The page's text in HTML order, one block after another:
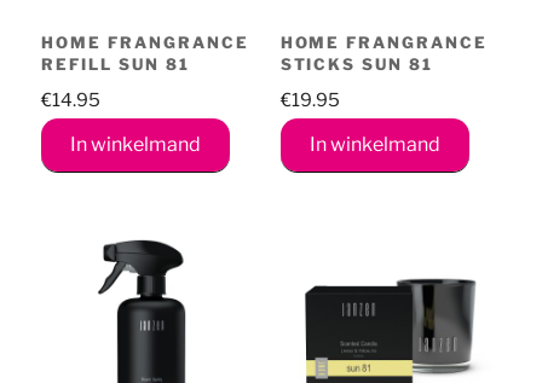
HOME FRANGRANCE
REFILL SUN 81
€14.95
In winkelmand
HOME FRANGRANCE
STICKS SUN 81
€19.95
In winkelmand